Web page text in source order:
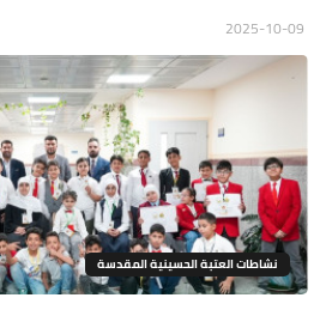
نشاطات العتبة الحسينية المقدسة